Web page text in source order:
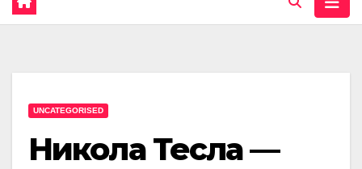
UNCATEGORISED
Никола Тесла —